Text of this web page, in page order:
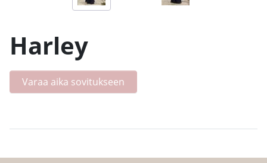
Harley
Varaa aika sovitukseen